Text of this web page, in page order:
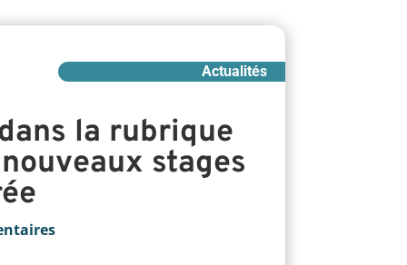
Actualités
la rubrique
stages